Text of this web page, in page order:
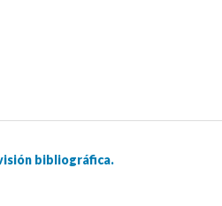
bibliográfica.